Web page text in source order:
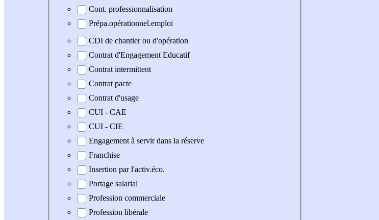
Cont. professionnalisation
Prépa.opérationnel.emploi
CDI de chantier ou d'opération
Contrat d'Engagement Educatif
Contrat intermittent
Contrat pacte
Contrat d'usage
CUI - CAE
CUI - CIE
Engagement à servir dans la réserve
Franchise
Insertion par l'activ.éco.
Portage salarial
Profession commerciale
Profession libérale